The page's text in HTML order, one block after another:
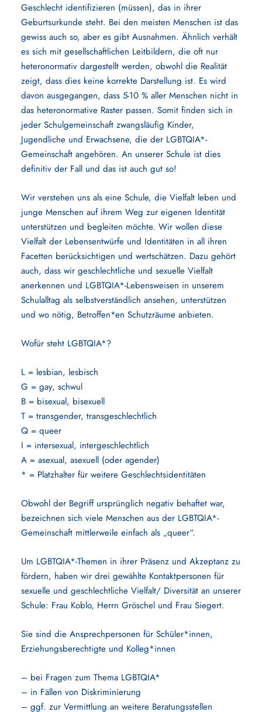
Geschlecht identifizieren (müssen), das in ihrer
Geburtsurkunde steht. Bei den meisten Menschen ist das
gewiss auch so, aber es gibt Ausnahmen. Ähnlich verhält
es sich mit gesellschaftlichen Leitbildern, die oft nur
heteronormativ dargestellt werden, obwohl die Realität
zeigt, dass dies keine korrekte Darstellung ist. Es wird
davon ausgegangen, dass 5-10 % aller Menschen nicht in
das heteronormative Raster passen. Somit finden sich in
jeder Schulgemeinschaft zwangsläufig Kinder,
Jugendliche und Erwachsene, die der LGBTQIA*-
Gemeinschaft angehören. An unserer Schule ist dies
definitiv der Fall und das ist auch gut so!
Wir verstehen uns als eine Schule, die Vielfalt leben und
junge Menschen auf ihrem Weg zur eigenen Identität
unterstützen und begleiten möchte. Wir wollen diese
Vielfalt der Lebensentwürfe und Identitäten in all ihren
Facetten berücksichtigen und wertschätzen. Dazu gehört
auch, dass wir geschlechtliche und sexuelle Vielfalt
anerkennen und LGBTQIA*-Lebensweisen in unserem
Schulalltag als selbstverständlich ansehen, unterstützen
und wo nötig, Betroffen*en Schutzräume anbieten.
Wofür steht LGBTQIA*?
L = lesbian, lesbisch
G = gay, schwul
B = bisexual, bisexuell
T = transgender, transgeschlechtlich
Q = queer
I = intersexual, intergeschlechtlich
A = asexual, asexuell (oder agender)
* = Platzhalter für weitere Geschlechtsidentitäten
Obwohl der Begriff ursprünglich negativ behaftet war,
bezeichnen sich viele Menschen aus der LGBTQIA*-
Gemeinschaft mittlerweile einfach als „queer“.
Um LGBTQIA*-Themen in ihrer Präsenz und Akzeptanz zu
fördern, haben wir drei gewählte Kontaktpersonen für
sexuelle und geschlechtliche Vielfalt/ Diversität an unserer
Schule: Frau Koblo, Herrn Gröschel und Frau Siegert.
Sie sind die Ansprechpersonen für Schüler*innen,
Erziehungsberechtigte und Kolleg*innen
– bei Fragen zum Thema LGBTQIA*
– in Fällen von Diskriminierung
– ggf. zur Vermittlung an weitere Beratungsstellen